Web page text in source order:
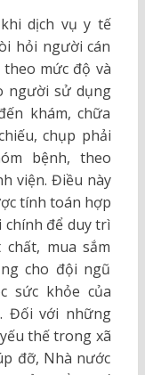
dịch vụ y tế
hỏi người cán
mức độ và
người sử dụng
khám, chữa
chụp phải
bệnh, theo
viện. Điều này
tính toán hợp
chính để duy trì
mua sắm
cho đội ngũ
sức khỏe của
Đối với những
thế trong xã
đỡ, Nhà nước